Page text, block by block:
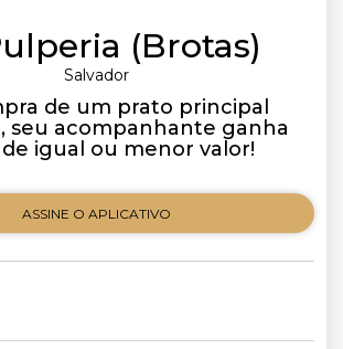
(Brotas)
Salvador
de um prato principal
seu acompanhante ganha
igual ou menor valor!
ASSINE O APLICATIVO